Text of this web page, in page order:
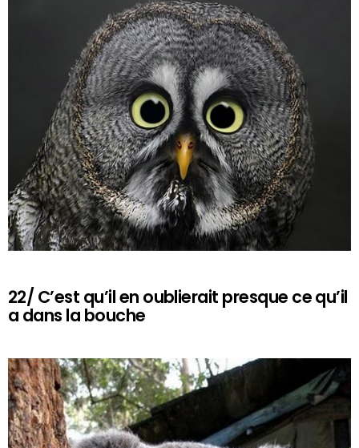
22/ C’est qu’il en oublierait presque ce qu’il
a dans la bouche